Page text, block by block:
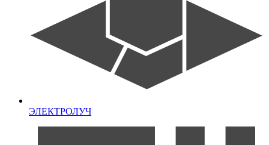
ЭЛЕКТРОЛУЧ